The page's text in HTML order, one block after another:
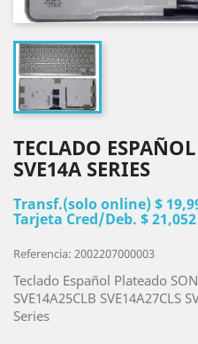
TECLADO
SVE14A SERIES
Transf.(solo online) $
Tarjeta Cred/Deb. $
Referencia: 2002207000003
Teclado Español Plateado
SVE14A25CLB SVE14A27CLS
Series